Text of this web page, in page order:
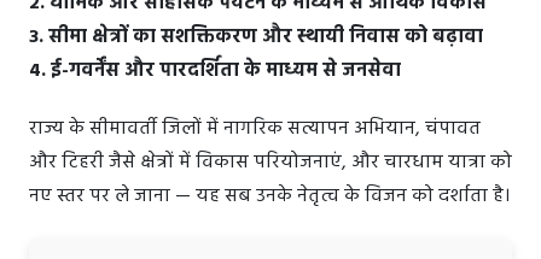
3. सीमा क्षेत्रों का सशक्तिकरण और स्थायी निवास को बढ़ावा
4. ई-गवर्नेंस और पारदर्शिता के माध्यम से जनसेवा
राज्य के सीमावर्ती जिलों में नागरिक सत्यापन अभियान, चंपावत
और टिहरी जैसे क्षेत्रों में विकास परियोजनाएं, और चारधाम यात्रा को
नए स्तर पर ले जाना — यह सब उनके नेतृत्व के विजन को दर्शाता है।